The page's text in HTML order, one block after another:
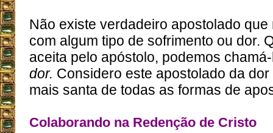
Não existe verdadeiro apostolado
com algum tipo de sofrimento ou dor.
aceita pelo apóstolo, podemos
dor. Considero este apostolado da
mais santa de todas as formas de
Colaborando na Redenção de Cristo